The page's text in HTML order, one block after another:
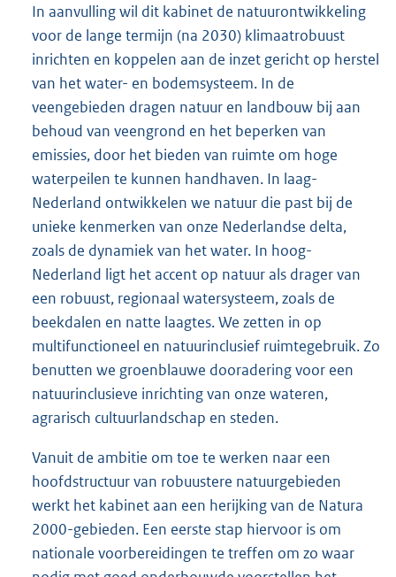
In aanvulling wil dit kabinet de natuurontwikkeling
voor de lange termijn (na 2030) klimaatrobuust
inrichten en koppelen aan de inzet gericht op herstel
van het water- en bodemsysteem. In de
veengebieden dragen natuur en landbouw bij aan
behoud van veengrond en het beperken van
emissies, door het bieden van ruimte om hoge
waterpeilen te kunnen handhaven. In laag-
Nederland ontwikkelen we natuur die past bij de
unieke kenmerken van onze Nederlandse delta,
zoals de dynamiek van het water. In hoog-
Nederland ligt het accent op natuur als drager van
een robuust, regionaal watersysteem, zoals de
beekdalen en natte laagtes. We zetten in op
multifunctioneel en natuurinclusief ruimtegebruik. Zo
benutten we groenblauwe dooradering voor een
natuurinclusieve inrichting van onze wateren,
agrarisch cultuurlandschap en steden.
Vanuit de ambitie om toe te werken naar een
hoofdstructuur van robuustere natuurgebieden
werkt het kabinet aan een herijking van de Natura
2000-gebieden. Een eerste stap hiervoor is om
nationale voorbereidingen te treffen om zo waar